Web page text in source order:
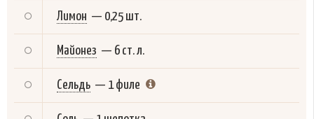
Лимон — 0,25 шт.
Майонез — 6 ст. л.
Сельдь — 1 филе